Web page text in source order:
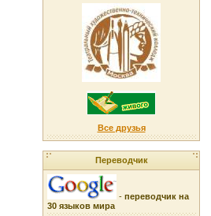
Все друзья
Переводчик
- переводчик на
30 языков мира